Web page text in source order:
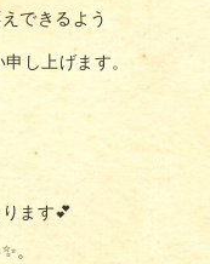
できるよう
し上げます。
ます💕
。